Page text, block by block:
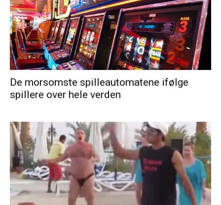
De morsomste spilleautomatene ifølge
spillere over hele verden